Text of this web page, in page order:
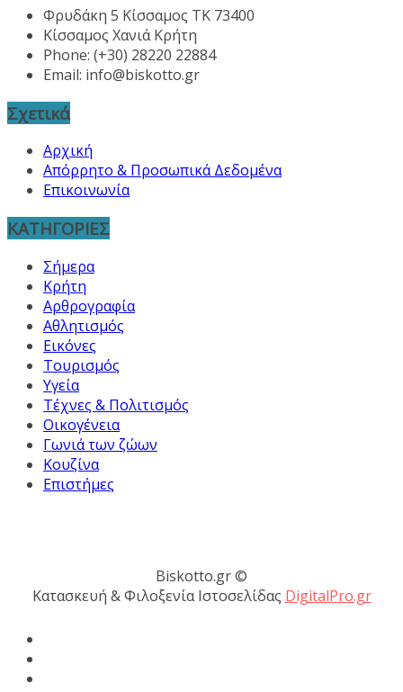
Φρυδάκη 5 Κίσσαμος ΤΚ 73400
Κίσσαμος Χανιά Κρήτη
Phone: (+30) 28220 22884
Email: info@biskotto.gr
Σχετικά
Αρχική
Απόρρητο & Προσωπικά Δεδομένα
Επικοινωνία
ΚΑΤΗΓΟΡΙΕΣ
Σήμερα
Κρήτη
Αρθρογραφία
Αθλητισμός
Εικόνες
Τουρισμός
Υγεία
Τέχνες & Πολιτισμός
Οικογένεια
Γωνιά των ζώων
Κουζίνα
Επιστήμες
Biskotto.gr ©
Κατασκευή & Φιλοξενία Ιστοσελίδας DigitalPro.gr